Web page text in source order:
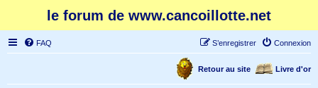
le forum de www.cancoillotte.net
FAQ Connexion
S’enregistrer
Livre d'or
Retour au site